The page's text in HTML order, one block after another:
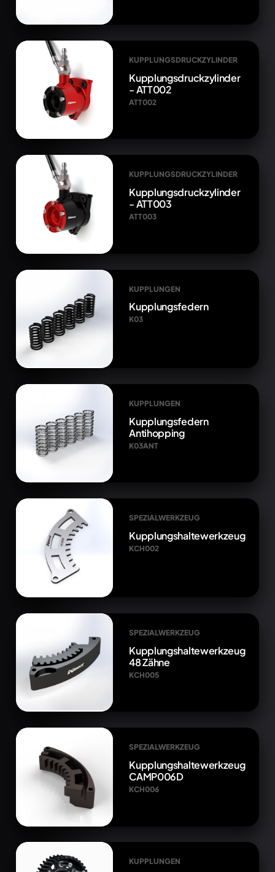
KUPPLUNGSDRUCKZYLINDER
Kupplungsdruckzylinder
- ATT002
ATT002
KUPPLUNGSDRUCKZYLINDER
Kupplungsdruckzylinder
- ATT003
ATT003
KUPPLUNGEN
Kupplungsfedern
K03
KUPPLUNGEN
Kupplungsfedern
Antihopping
K03ANT
SPEZIALWERKZEUG
Kupplungshaltewerkzeug
KCH002
SPEZIALWERKZEUG
Kupplungshaltewerkzeug
48 Zähne
KCH005
SPEZIALWERKZEUG
Kupplungshaltewerkzeug
CAMP006D
KCH006
KUPPLUNGEN